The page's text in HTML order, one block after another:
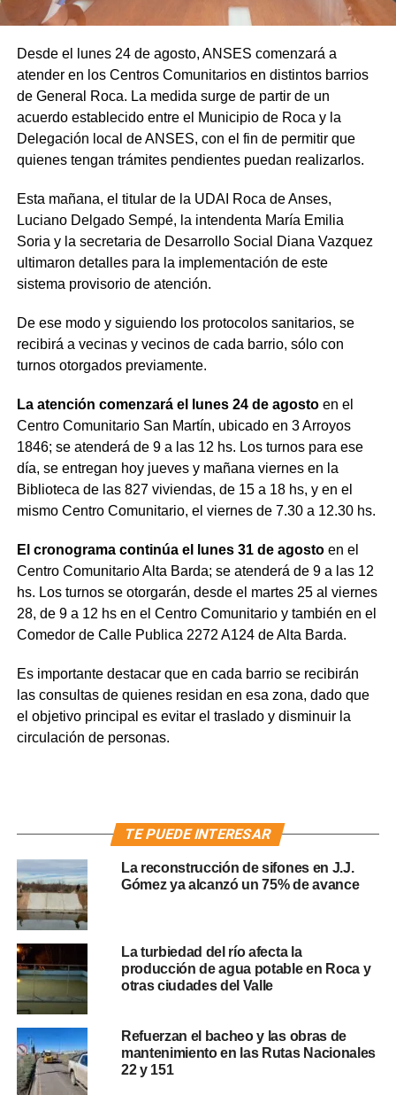
Desde el lunes 24 de agosto, ANSES comenzará a
atender en los Centros Comunitarios en distintos barrios
de General Roca. La medida surge de partir de un
acuerdo establecido entre el Municipio de Roca y la
Delegación local de ANSES, con el fin de permitir que
quienes tengan trámites pendientes puedan realizarlos.
Esta mañana, el titular de la UDAI Roca de Anses,
Luciano Delgado Sempé, la intendenta María Emilia
Soria y la secretaria de Desarrollo Social Diana Vazquez
ultimaron detalles para la implementación de este
sistema provisorio de atención.
De ese modo y siguiendo los protocolos sanitarios, se
recibirá a vecinas y vecinos de cada barrio, sólo con
turnos otorgados previamente.
La atención comenzará el lunes 24 de agostoen el
Centro Comunitario San Martín, ubicado en 3 Arroyos
1846; se atenderá de 9 a las 12 hs. Los turnos para ese
día, se entregan hoy jueves y mañana viernes en la
Biblioteca de las 827 viviendas, de 15 a 18 hs, y en el
mismo Centro Comunitario, el viernes de 7.30 a 12.30 hs.
El cronograma continúa el lunes 31 de agostoen el
Centro Comunitario Alta Barda; se atenderá de 9 a las 12
hs. Los turnos se otorgarán, desde el martes 25 al viernes
28, de 9 a 12 hs en el Centro Comunitario y también en el
Comedor de Calle Publica 2272 A124 de Alta Barda.
Es importante destacar que en cada barrio se recibirán
las consultas de quienes residan en esa zona, dado que
el objetivo principal es evitar el traslado y disminuir la
circulación de personas.
TE PUEDE INTERESAR
La reconstrucción de sifones en J.J.
Gómez ya alcanzó un 75% de avance
La turbiedad del río afecta la
producción de agua potable en Roca y
otras ciudades del Valle
Refuerzan el bacheo y las obras de
mantenimiento en las Rutas Nacionales
22 y 151